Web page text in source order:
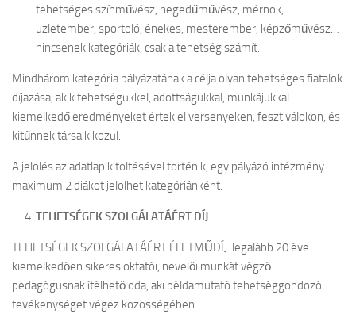
Kapcsolat
O nama
TESLA Projekt
Külhoni pedagógusigazolvány
tehetséges színművész, hegedűművész, mérnök,
üzletember, sportoló, énekes, mesterember, képzőművész…
nincsenek kategóriák, csak a tehetség számít.
Mindhárom kategória pályázatának a célja olyan tehetséges fiatalok
díjazása, akik tehetségükkel, adottságukkal, munkájukkal
kiemelkedő eredményeket értek el versenyeken, fesztiválokon, és
kitűnnek társaik közül.
A jelölés az adatlap kitöltésével történik, egy pályázó intézmény
maximum 2 diákot jelölhet kategóriánként.
TEHETSÉGEK SZOLGÁLATÁÉRT DÍJ
TEHETSÉGEK SZOLGÁLATÁÉRT ÉLETMŰDÍJ: legalább 20 éve
kiemelkedően sikeres oktatói, nevelői munkát végző
pedagógusnak ítélhető oda, aki példamutató tehetséggondozó
tevékenységet végez közösségében.